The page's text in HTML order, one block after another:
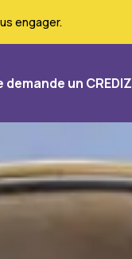
engager.
demande un CREDIZ